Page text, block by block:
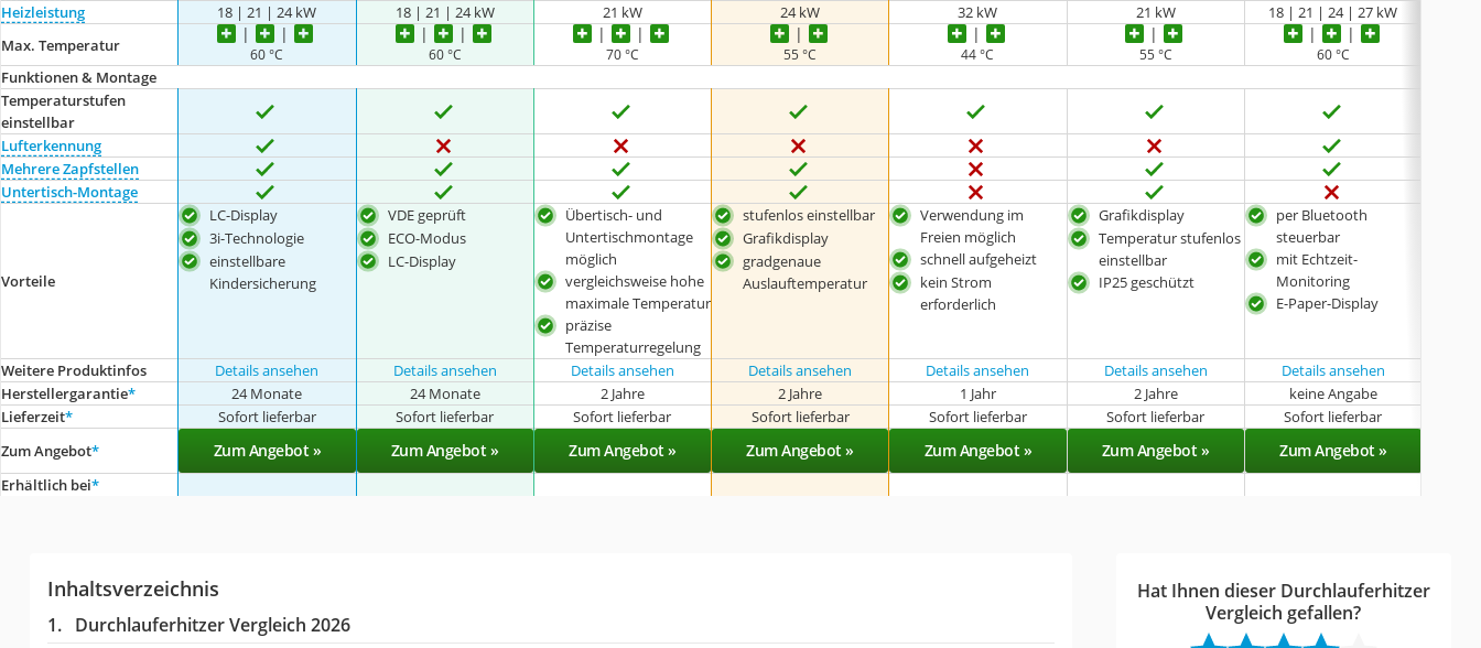
Heizleistung
18 | 21 | 24 kW 18 | 21 | 24 kW ‎21 kW 24 kW 32 kW 21 kW 18 | 21 | 24 | 27 kW
Max. Temperatur
60 °C 60 °C 70 °C 55 °C 44 °C 55 °C 60 °C
Funktionen & Montage
Temperaturstufen
einstellbar
Lufterkennung
Mehrere Zapfstellen
Untertisch-Montage
Vorteile
LC-Display
3i-Technologie
einstellbare
Kindersicherung
VDE geprüft
ECO-Modus
LC-Display
Übertisch- und
Untertischmontage
möglich
vergleichsweise hohe
maximale Temperatur
präzise
Temperaturregelung
stufenlos einstellbar
Grafikdisplay
gradgenaue
Auslauftemperatur
Verwendung im
Freien möglich
schnell aufgeheizt
kein Strom
erforderlich
Grafikdisplay
Temperatur stufenlos
einstellbar
IP25 geschützt
per Bluetooth
steuerbar
mit Echtzeit-
Monitoring
E-Paper-Display
Weitere Produktinfos Details ansehen Details ansehen Details ansehen Details ansehen Details ansehen Details ansehen Details ansehen
Herstellergarantie* 24 Monate 24 Monate 2 Jahre 2 Jahre 1 Jahr 2 Jahre keine Angabe
Lieferzeit* Sofort lieferbar Sofort lieferbar Sofort lieferbar Sofort lieferbar Sofort lieferbar Sofort lieferbar Sofort lieferbar
Zum Angebot* Zum Angebot » Zum Angebot » Zum Angebot » Zum Angebot » Zum Angebot » Zum Angebot » Zum Angebot »
Erhältlich bei*
Inhaltsverzeichnis
Durchlauferhitzer Vergleich 2026
Hat Ihnen dieser Durchlauferhitzer
Vergleich gefallen?